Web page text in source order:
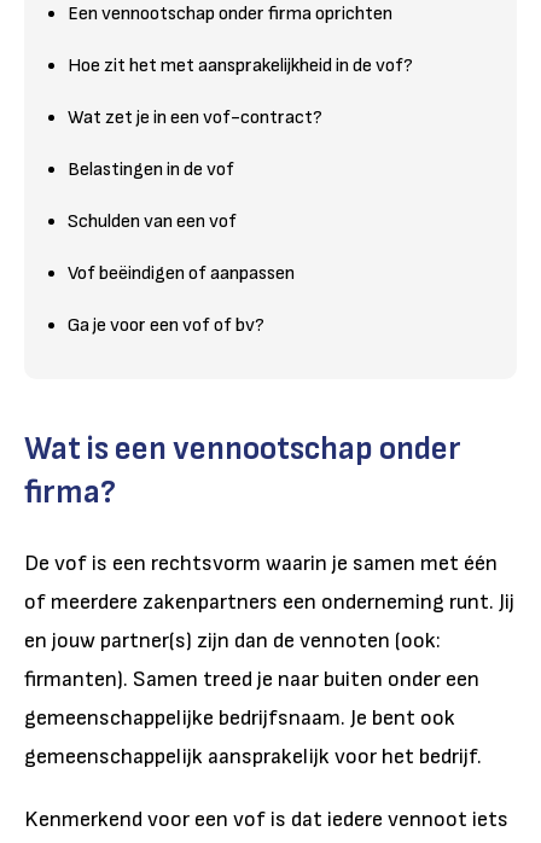
Een vennootschap onder firma oprichten
Hoe zit het met aansprakelijkheid in de vof?
Wat zet je in een vof-contract?
Belastingen in de vof
Schulden van een vof
Vof beëindigen of aanpassen
Ga je voor een vof of bv?
Wat is een vennootschap onder
firma?
De vof is een rechtsvorm waarin je samen met één
of meerdere zakenpartners een onderneming runt. Jij
en jouw partner(s) zijn dan de vennoten (ook:
firmanten). Samen treed je naar buiten onder een
gemeenschappelijke bedrijfsnaam. Je bent ook
gemeenschappelijk aansprakelijk voor het bedrijf.
Kenmerkend voor een vof is dat iedere vennoot iets